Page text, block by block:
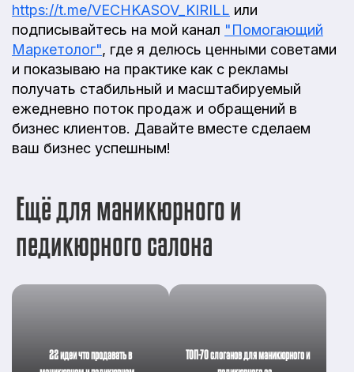
https://t.me/VECHKASOV_KIRILL или
подписывайтесь на мой канал "Помогающий
Маркетолог", где я делюсь ценными советами
и показываю на практике как с рекламы
получать стабильный и масштабируемый
ежедневно поток продаж и обращений в
бизнес клиентов. Давайте вместе сделаем
ваш бизнес успешным!
Ещё для маникюрного и
педикюрного салона
22 идеи что продавать в
ТОП-70 слоганов для маникюрного и